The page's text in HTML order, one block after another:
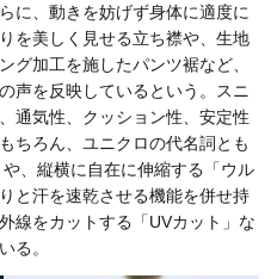
に、動きを妨げず身体に適度に
を美しく見せる立ち襟や、生地
グ加工を施したパンツ裾など、
声を反映しているという。スニ
通気性、クッション性、安定性
ちろん、ユニクロの代名詞とも
、縦横に自在に伸縮する「ウル
と汗を速乾させる機能を併せ持
線をカットする「UVカット」な
る。